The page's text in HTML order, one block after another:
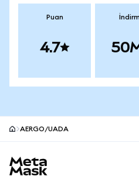
Puan
4.7
AERGO/UADA